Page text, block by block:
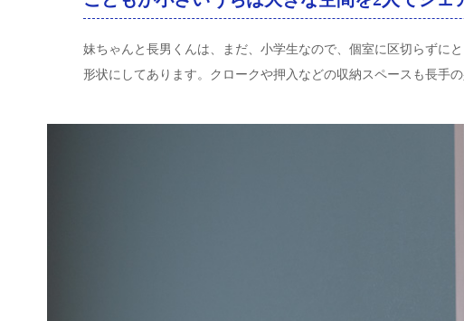
妹ちゃんと長男くんは、まだ、小学生なので、個室に区切らずに
形状にしてあります。クロークや押入などの収納スペースも長手